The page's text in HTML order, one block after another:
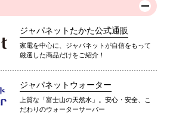
ジャパネットたかた公式通販
家電を中心に、ジャパネットが自信をもって
厳選した商品だけをご紹介！
ジャパネットウォーター
上質な「富士山の天然水」。安心・安全、こ
だわりのウォーターサーバー